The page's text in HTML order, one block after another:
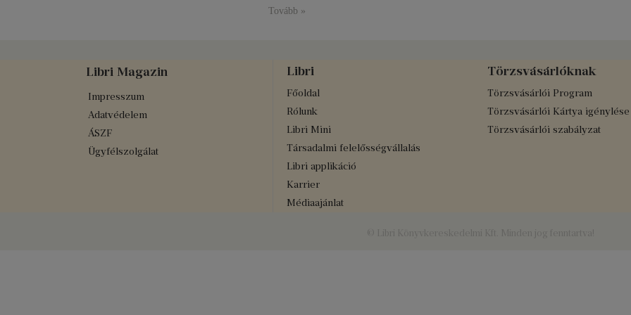
Tovább »
Libri Magazin
Impresszum
Adatvédelem
ÁSZF
Ügyfélszolgálat
Libri
Főoldal
Rólunk
Libri Mini
Társadalmi felelősségvállalás
Libri applikáció
Karrier
Médiaajánlat
Törzsvásárlóknak
Törzsvásárlói Program
Törzsvásárlói Kártya igénylése
Törzsvásárlói szabályzat